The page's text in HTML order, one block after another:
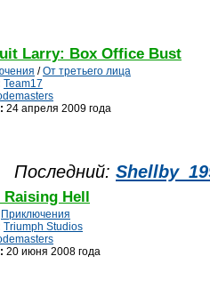
Larry: Box Office Bust
/От третьего лица
Team17
24 апреля 2009 года
Последний:
Hell
Приключения
Triumph Studios
20 июня 2008 года